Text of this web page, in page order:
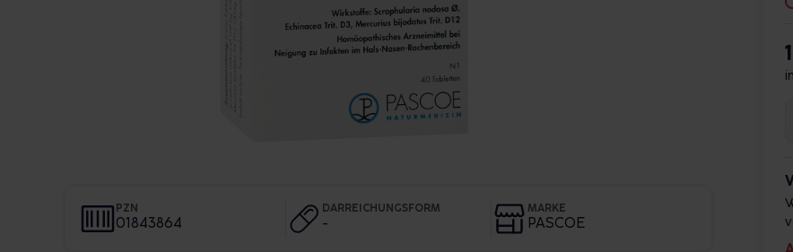
PZN
01843864
DARREICHUNGSFORM
-
MARKE
PASCOE